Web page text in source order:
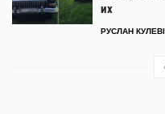
их
РУСЛАН